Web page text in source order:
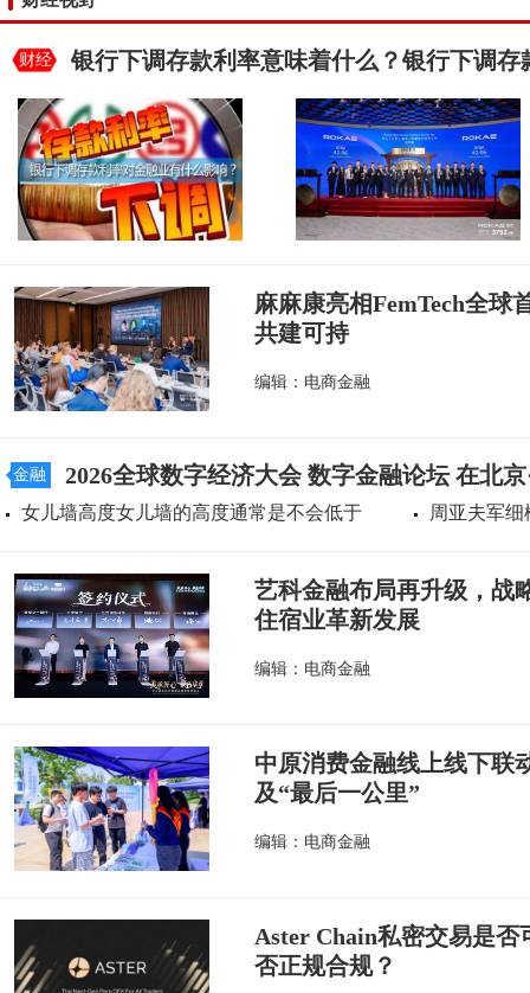
财经 银行下调存款利率意味着什么？银行下调
麻麻康亮相FemTech全球
共建可持
编辑：电商金融
金融 2026全球数字经济大会 数字金融论坛 在北
女儿墙高度女儿墙的高度通常是不会低于 周亚夫军
艺科金融布局再升级，战
住宿业革新发展
编辑：电商金融
中原消费金融线上线下联
及“最后一公里”
编辑：电商金融
Aster Chain私密交易是
否正规合规？